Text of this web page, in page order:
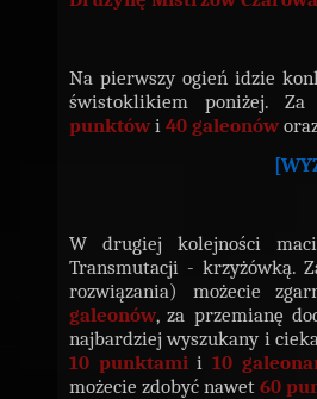
Na pierwszy ogień idzie
świstoklikiem poniżej.
punktówi 40 galeonów
W drugiej kolejności
Transmutacji - krzyżówką.
rozwiązania) możecie
galeonów, za przemianę
najbardziej wyszukany i
10 punktami i10
możecie zdobyć nawet 60